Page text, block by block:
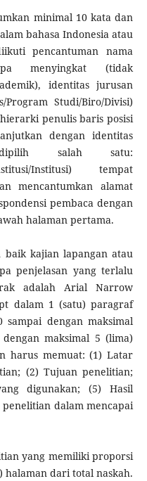
minimal 10 kata dan
bahasa Indonesia atau
pencantuman nama
menyingkat (tidak
identitas jurusan
Studi/Biro/Divisi)
penulis baris posisi
dengan identitas
salah satu:
Institusi) tempat
mencantumkan alamat
pembaca dengan
halaman pertama.
baik kajian lapangan atau
penjelasan yang terlalu
adalah Arial Narrow
dalam 1 (satu) paragraf
dengan maksimal
maksimal 5 (lima)
harus memuat: (1) Latar
(2) Tujuan penelitian;
digunakan; (5) Hasil
dalam mencapai
yang memiliki proporsi
halaman dari total naskah.